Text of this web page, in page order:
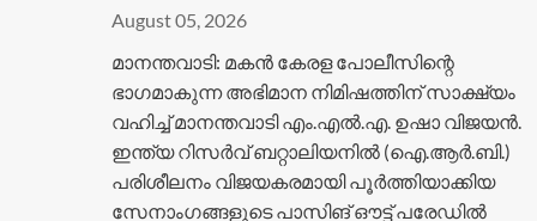
August 05, 2026
മാനന്തവാടി: മകൻ കേരള പോലീസിന്റെ
ഭാഗമാകുന്ന അഭിമാന നിമിഷത്തിന് സാക്ഷ്യം
വഹിച്ച് മാനന്തവാടി എം.എൽ.എ. ഉഷാ വിജയൻ.
ഇന്ത്യ റിസർവ് ബറ്റാലിയനിൽ (ഐ.ആർ.ബി.)
പരിശീലനം വിജയകരമായി പൂർത്തിയാക്കിയ
സേനാംഗങ്ങളുടെ പാസിങ് ഔട്ട് പരേഡിൽ